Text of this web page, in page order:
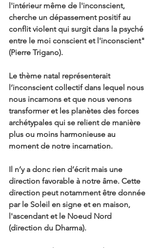
l'intérieur même de l'inconscient,
cherche un dépassement positif au
conflit violent qui surgit dans la psyché
entre le moi conscient et l'inconscient"
(Pierre Trigano).
Le thème natal représenterait
l’inconscient collectif dans lequel nous
nous incarnons et que nous venons
transformer et les planètes des forces
archétypales qui se relient de manière
plus ou moins harmonieuse au
moment de notre incarnation.
Il n’y a donc rien d’écrit mais une
direction favorable à notre âme. Cette
direction peut notamment être donnée
par le Soleil en signe et en maison,
l'ascendant et le Noeud Nord
(direction du Dharma).